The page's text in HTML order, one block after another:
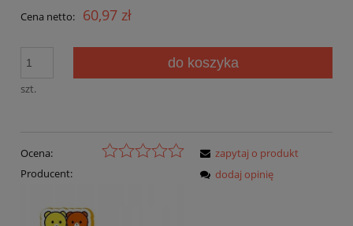
Cena netto: 60,97 zł
szt.
do koszyka
Ocena:
Producent:
zapytaj o produkt
dodaj opinię